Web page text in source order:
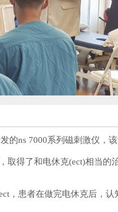
的ns 7000系列磁刺激仪，
得了和电休克(ect)相当的
，患者在做完电休克后，